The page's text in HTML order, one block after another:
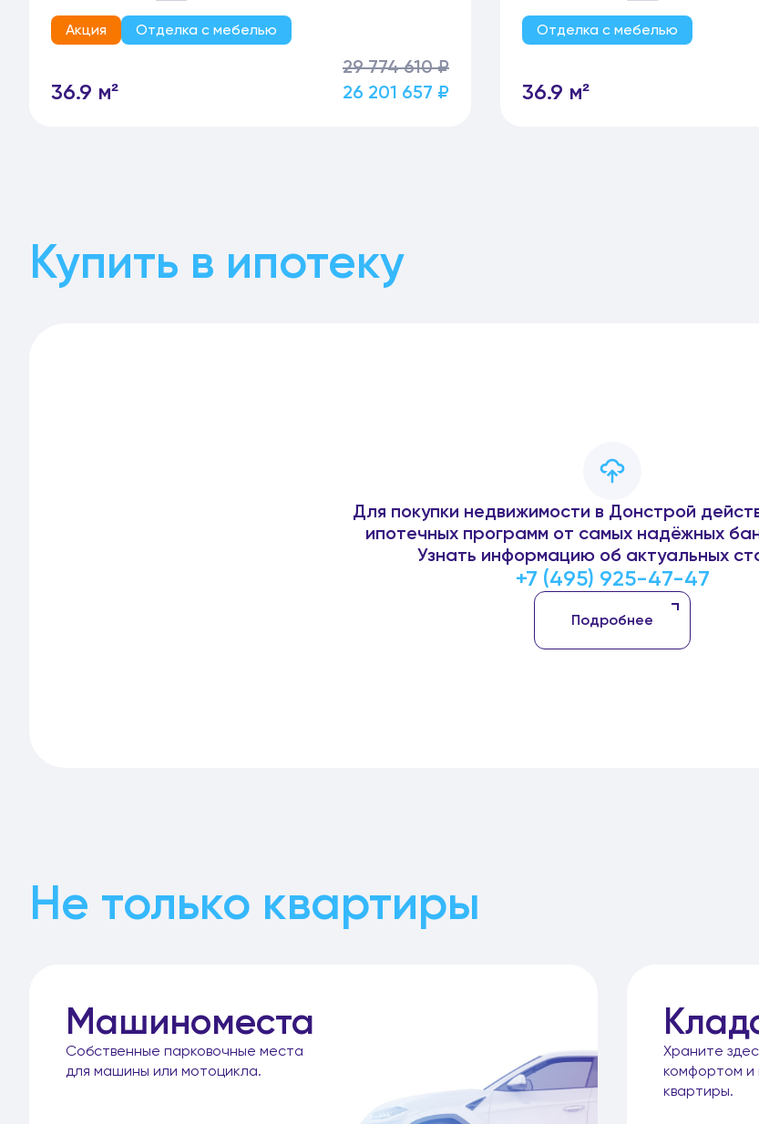
Акция Отделка с мебелью
36.9 м²
29 774 610 ₽
26 201 657 ₽
Отделка с мебелью
36.9 м²
Купить в ипотеку
Для покупки недвижимости в Донстрой
ипотечных программ от самых надёжных
Узнать информацию об актуальных
+7 (495) 925-47-47
Подробнее
Не только квартиры
Машиноместа
Собственные парковочные места
для машины или мотоцикла.
Храните
комфортом и
квартиры.